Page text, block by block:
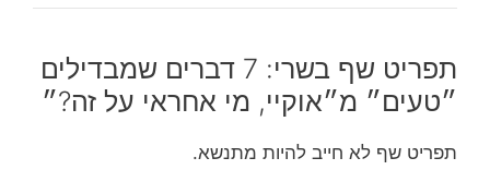
תפריט שף בשרי: 7 דברים שמבדילים
״טעים״ מ״אוקיי, מי אחראי על זה?״
תפריט שף לא חייב להיות מתנשא.